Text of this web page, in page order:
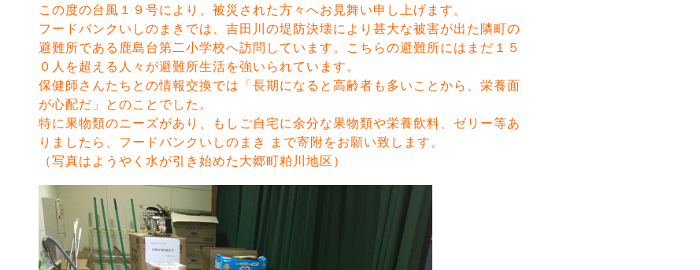
この度の台風１９号により、被災された方々へお見舞い申し上げます。
フードバンクいしのまきでは、吉田川の堤防決壊により甚大な被害が出た隣町の
避難所である鹿島台第二小学校へ訪問しています。こちらの避難所にはまだ１５
０人を超える人々が避難所生活を強いられています。
保健師さんたちとの情報交換では「長期になると高齢者も多いことから、栄養面
が心配だ」とのことでした。
特に果物類のニーズがあり、もしご自宅に余分な果物類や栄養飲料、ゼリー等あ
りましたら、フードバンクいしのまき まで寄附をお願い致します。
（写真はようやく水が引き始めた大郷町粕川地区）